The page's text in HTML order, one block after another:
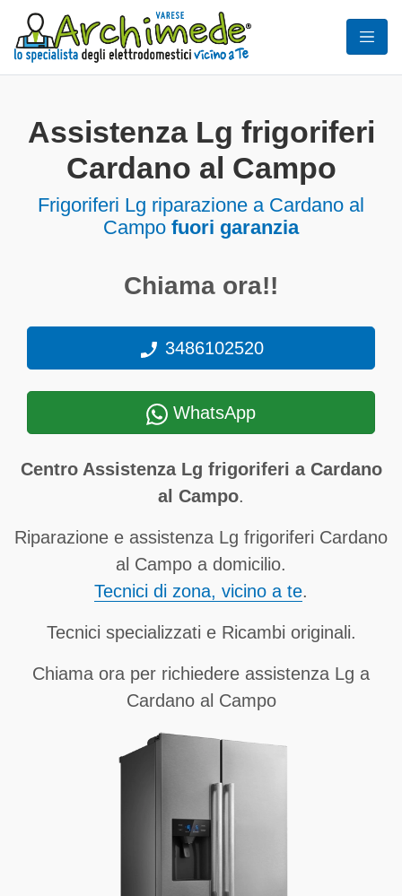
Assistenza Lg frigoriferi
Cardano al Campo
Frigoriferi Lg riparazione a Cardano al
Campo fuori garanzia
Chiama ora!!
3486102520
WhatsApp
Centro Assistenza Lg frigoriferi a Cardano
al Campo.
Riparazione e assistenza Lg frigoriferi Cardano
al Campo a domicilio.
Tecnici di zona, vicino a te.
Tecnici specializzati e Ricambi originali.
Chiama ora per richiedere assistenza Lg a
Cardano al Campo